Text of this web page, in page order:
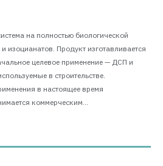
на полностью биологической
изоцианатов. Продукт изготавливается
целевое применение — ДСП и
в строительстве.
в настоящее время
коммерческим...